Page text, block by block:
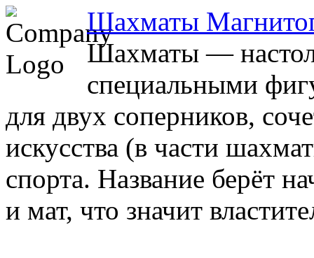
Шахматы
Шахматы —
специальными
для двух соперников,
искусства (в части
спорта. Название берёт
и мат, что значит